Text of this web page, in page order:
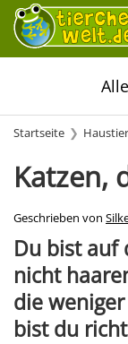
Startseite
Katzen,
Geschrieben von
Du bist auf
nicht
die
bist du